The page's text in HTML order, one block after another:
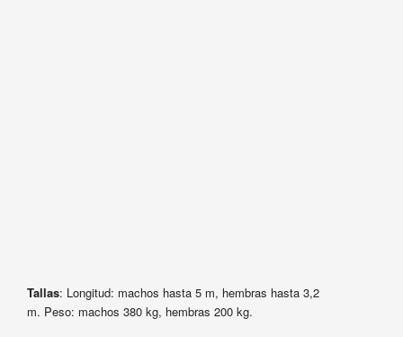
Tallas: Longitud: machos hasta 5 m, hembras hasta 3,2
m. Peso: machos 380 kg, hembras 200 kg.